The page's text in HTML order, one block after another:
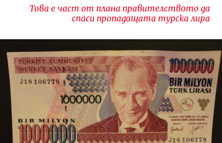
Това е част от плана правителството да
спаси пропадащата турска лира